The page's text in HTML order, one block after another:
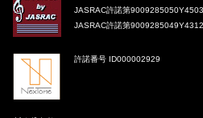
JASRAC許諾第
JASRAC許諾第
許諾番号 ID000002929